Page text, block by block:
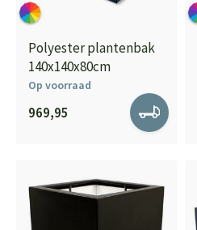
Polyester plantenbak
140x140x80cm
Op voorraad
969,95